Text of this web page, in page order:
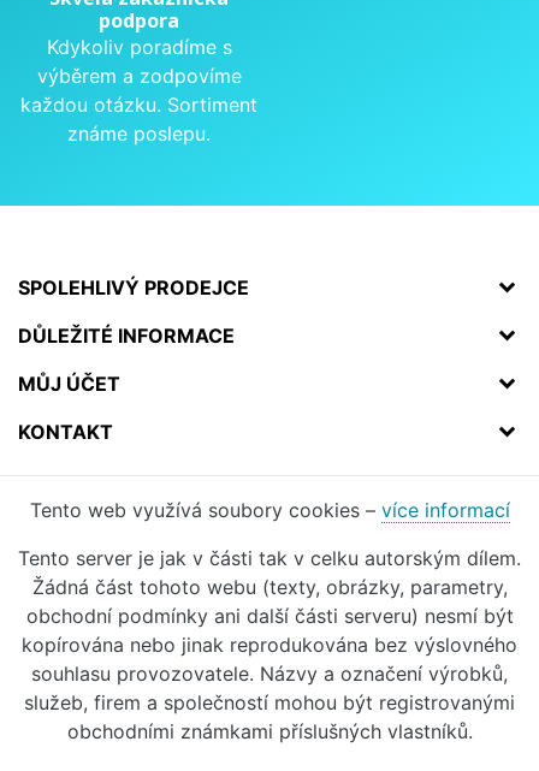
podpora
Kdykoliv poradíme s
výběrem a zodpovíme
každou otázku. Sortiment
známe poslepu.
SPOLEHLIVÝ PRODEJCE
DŮLEŽITÉ INFORMACE
MŮJ ÚČET
KONTAKT
Tento web využívá soubory cookies – více informací
Tento server je jak v části tak v celku autorským dílem.
Žádná část tohoto webu (texty, obrázky, parametry,
obchodní podmínky ani další části serveru) nesmí být
kopírována nebo jinak reprodukována bez výslovného
souhlasu provozovatele. Názvy a označení výrobků,
služeb, firem a společností mohou být registrovanými
obchodními známkami příslušných vlastníků.